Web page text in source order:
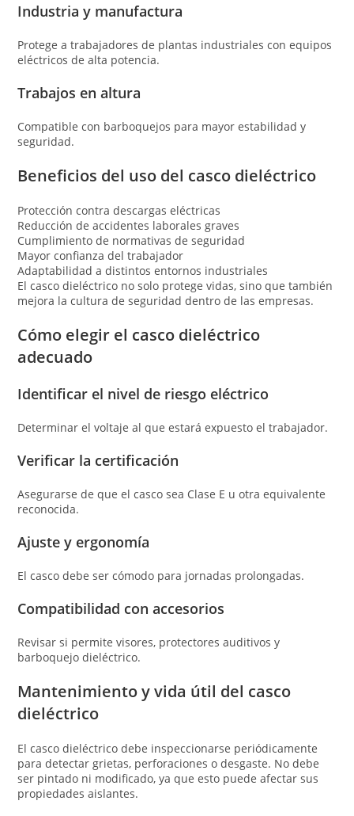
Industria y manufactura
Protege a trabajadores de plantas industriales con equipos
eléctricos de alta potencia.
Trabajos en altura
Compatible con barboquejos para mayor estabilidad y
seguridad.
Beneficios del uso del casco dieléctrico
Protección contra descargas eléctricas
Reducción de accidentes laborales graves
Cumplimiento de normativas de seguridad
Mayor confianza del trabajador
Adaptabilidad a distintos entornos industriales
El casco dieléctrico no solo protege vidas, sino que también
mejora la cultura de seguridad dentro de las empresas.
Cómo elegir el casco dieléctrico
adecuado
Identificar el nivel de riesgo eléctrico
Determinar el voltaje al que estará expuesto el trabajador.
Verificar la certificación
Asegurarse de que el casco sea Clase E u otra equivalente
reconocida.
Ajuste y ergonomía
El casco debe ser cómodo para jornadas prolongadas.
Compatibilidad con accesorios
Revisar si permite visores, protectores auditivos y
barboquejo dieléctrico.
Mantenimiento y vida útil del casco
dieléctrico
El casco dieléctrico debe inspeccionarse periódicamente
para detectar grietas, perforaciones o desgaste. No debe
ser pintado ni modificado, ya que esto puede afectar sus
propiedades aislantes.